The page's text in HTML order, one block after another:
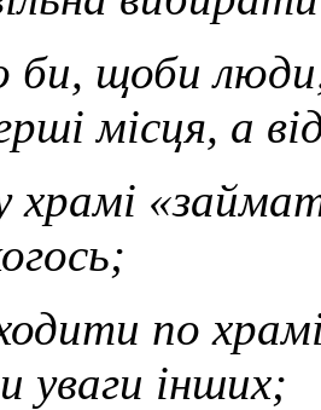
би, щоби
місця, а
храмі
по
уваги інших;